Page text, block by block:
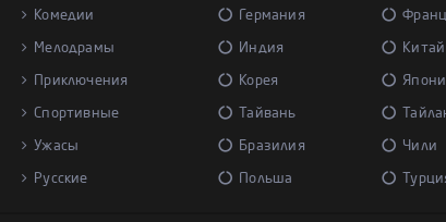
Комедии
Мелодрамы
Приключения
Спортивные
Ужасы
Русские
Германия
Индия Китай
Корея
Тайвань
Бразилия Чили
Польша